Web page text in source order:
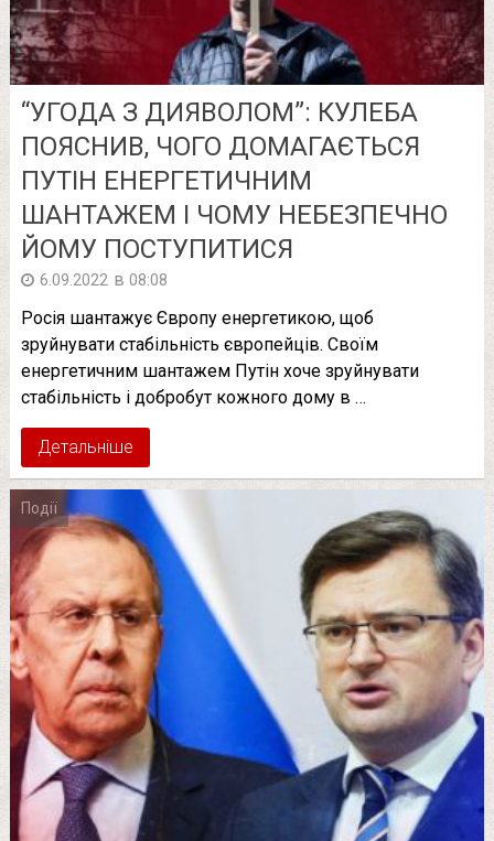
“УГОДА З ДИЯВОЛОМ”: КУЛЕБА
ПОЯСНИВ, ЧОГО ДОМАГАЄТЬСЯ
ПУТІН ЕНЕРГЕТИЧНИМ
ШАНТАЖЕМ І ЧОМУ НЕБЕЗПЕЧНО
ЙОМУ ПОСТУПИТИСЯ
6.09.2022 в 08:08
Росія шантажує Європу енергетикою, щоб
зруйнувати стабільність європейців. Своїм
енергетичним шантажем Путін хоче зруйнувати
стабільність і добробут кожного дому в …
Детальніше
Події